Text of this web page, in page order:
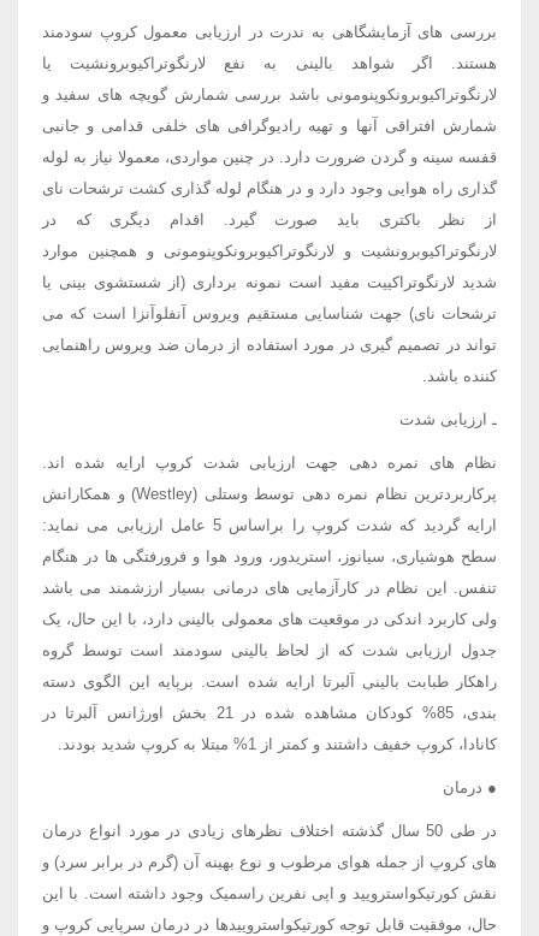
بررسی های آزمایشگاهی به ندرت در ارزیابی معمول کروپ سودمند
هستند. اگر شواهد بالینی به نفع لارنگوتراکیوبرونشیت یا
لارنگوتراکیوبرونکوپنومونی باشد بررسی شمارش گویچه های سفید و
شمارش افتراقی آنها و تهیه رادیوگرافی های خلفی قدامی و جانبی
قفسه سینه و گردن ضرورت دارد. در چنین مواردی، معمولا نیاز به لوله
گذاری راه هوایی وجود دارد و در هنگام لوله گذاری کشت ترشحات نای
از نظر باکتری باید صورت گیرد. اقدام دیگری که در
لارنگوتراکیوبرونشیت و لارنگوتراکیوبرونکوپنومونی و همچنین موارد
شدید لارنگوتراکییت مفید است نمونه برداری (از شستشوی بینی یا
ترشحات نای) جهت شناسایی مستقیم ویروس آنفلوآنزا است که می
تواند در تصمیم گیری در مورد استفاده از درمان ضد ویروس راهنمایی
کننده باشد.
ـ ارزیابی شدت
نظام های نمره دهی جهت ارزیابی شدت کروپ ارایه شده اند.
پرکاربردترین نظام نمره دهی توسط وستلی (Westley) و همکارانش
ارایه گردید که شدت کروپ را براساس 5 عامل ارزیابی می نماید:
سطح هوشیاری، سیانوز، استریدور، ورود هوا و فرورفتگی ها در هنگام
تنفس. این نظام در کارآزمایی های درمانی بسیار ارزشمند می باشد
ولی کاربرد اندکی در موقعیت های معمولی بالینی دارد، با این حال، یک
جدول ارزیابی شدت که از لحاظ بالینی سودمند است توسط گروه
راهکار طبابت بالینی آلبرتا ارایه شده است. برپایه این الگوی دسته
بندی، 85% کودکان مشاهده شده در 21 بخش اورژانس آلبرتا در
کانادا، کروپ خفیف داشتند و کمتر از 1% مبتلا به کروپ شدید بودند.
● درمان
در طی 50 سال گذشته اختلاف نظرهای زیادی در مورد انواع درمان
های کروپ از جمله هوای مرطوب و نوع بهینه آن (گرم در برابر سرد) و
نقش کورتیکواسترویید و اپی نفرین راسمیک وجود داشته است. با این
حال، موفقیت قابل توجه کورتیکواستروییدها در درمان سرپایی کروپ و